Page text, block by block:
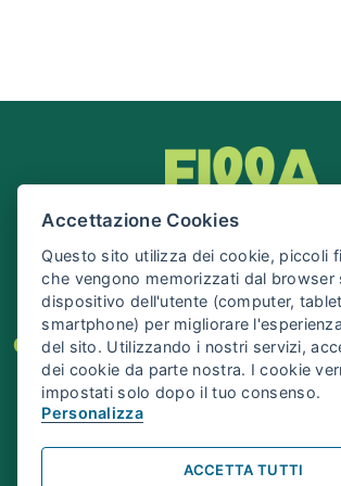
Cos’è Filla Eventi
Organizza
Info e Contatti
©Fondazione IU Rusconi
Accettazione Cookies
Questo sito utilizza dei cookie, piccoli
che vengono memorizzati dal browser
dispositivo dell'utente (computer,
smartphone) per migliorare
del sito. Utilizzando i nostri servizi,
dei cookie da parte nostra. I cookie
impostati solo dopo il tuo consenso.
Personalizza
ACCETTA TUTTI